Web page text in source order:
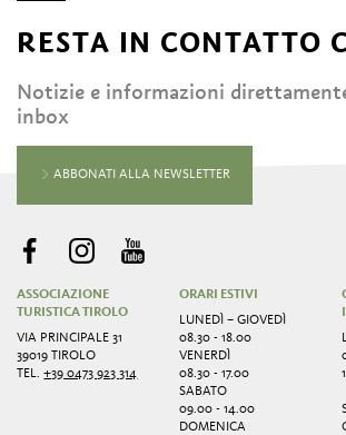
RESTA IN CONTATTO
Notizie e informazioni
inbox
ABBONATI ALLA NEWSLETTER
ASSOCIAZIONE
TURISTICA TIROLO
VIA PRINCIPALE 31
39019 TIROLO
TEL.+39 0473 923 314
ORARI ESTIVI
LUNEDÌ – GIOVEDÌ
08.30 - 18.00
VENERDÌ
08.30 - 17.00
SABATO
09.00 - 14.00
DOMENICA